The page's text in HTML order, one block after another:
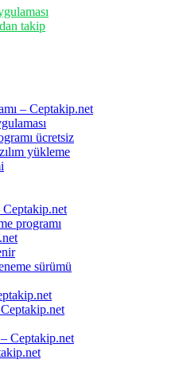
takip
– Ceptakip.net
ücretsiz
yükleme
Ceptakip.net
programı
sürümü
Ceptakip.net